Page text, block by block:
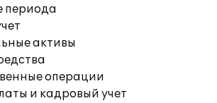
периода
активы
операции
и кадровый учет